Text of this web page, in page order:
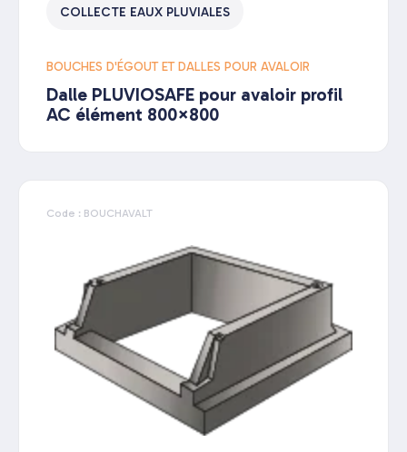
COLLECTE EAUX PLUVIALES
BOUCHES D'ÉGOUT ET DALLES POUR AVALOIR
Dalle PLUVIOSAFE pour avaloir profil
AC élément 800×800
Code : BOUCHAVALT